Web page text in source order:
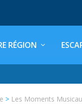
RÉGION
> Les Moments